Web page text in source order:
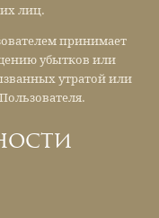
лиц.
принимает
убытков или
утратой или